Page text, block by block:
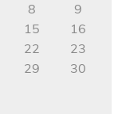
8
9
15
16
22
23
29
30